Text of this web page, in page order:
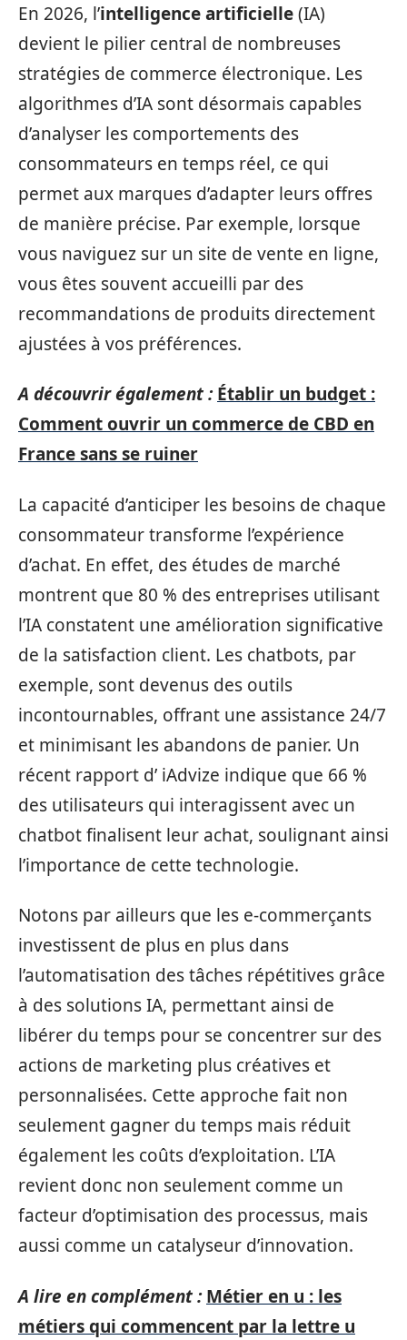
En 2026, l’intelligence artificielle(IA)
devient le pilier central de nombreuses
stratégies de commerce électronique. Les
algorithmes d’IA sont désormais capables
d’analyser les comportements des
consommateurs en temps réel, ce qui
permet aux marques d’adapter leurs offres
de manière précise. Par exemple, lorsque
vous naviguez sur un site de vente en ligne,
vous êtes souvent accueilli par des
recommandations de produits directement
ajustées à vos préférences.
A découvrir également : Établir un budget :
Comment ouvrir un commerce de CBD en
France sans se ruiner
La capacité d’anticiper les besoins de chaque
consommateur transforme l’expérience
d’achat. En effet, des études de marché
montrent que 80 % des entreprises utilisant
l’IA constatent une amélioration significative
de la satisfaction client. Les chatbots, par
exemple, sont devenus des outils
incontournables, offrant une assistance 24/7
et minimisant les abandons de panier. Un
récent rapport d’ iAdvize indique que 66 %
des utilisateurs qui interagissent avec un
chatbot finalisent leur achat, soulignant ainsi
l’importance de cette technologie.
Notons par ailleurs que les e-commerçants
investissent de plus en plus dans
l’automatisation des tâches répétitives grâce
à des solutions IA, permettant ainsi de
libérer du temps pour se concentrer sur des
actions de marketing plus créatives et
personnalisées. Cette approche fait non
seulement gagner du temps mais réduit
également les coûts d’exploitation. L’IA
revient donc non seulement comme un
facteur d’optimisation des processus, mais
aussi comme un catalyseur d’innovation.
A lire en complément : Métier en u : les
métiers qui commencent par la lettre u